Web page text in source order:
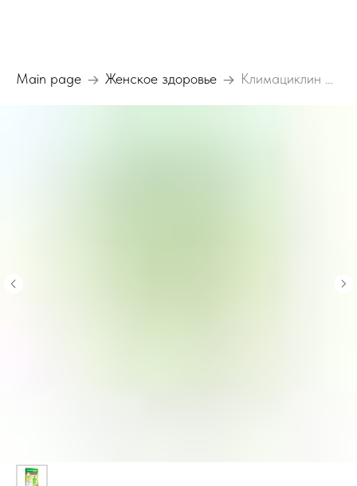
Main page Женское здоровье